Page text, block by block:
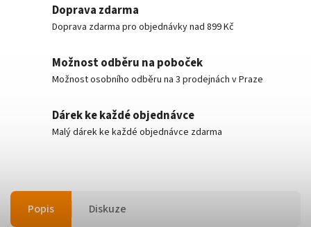
Doprava zdarma
Doprava zdarma pro objednávky nad 899 Kč
Možnost odběru na poboček
Možnost osobního odběru na 3 prodejnách v Praze
Dárek ke každé objednávce
Malý dárek ke každé objednávce zdarma
Popis Diskuze